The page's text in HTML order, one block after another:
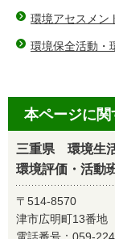
環境アセスメン
環境保全活動・
本ページに
三重県 環境生
環境評価・活動
〒514-8570
津市広明町13番地